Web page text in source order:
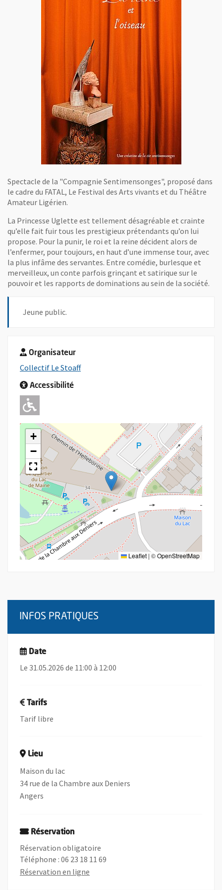
Spectacle de la "Compagnie Sentimensonges", proposé dans
le cadre du FATAL, Le Festival des Arts vivants et du Théâtre
Amateur Ligérien.
La Princesse Uglette est tellement désagréable et crainte
qu’elle fait fuir tous les prestigieux prétendants qu’on lui
propose. Pour la punir, le roi et la reine décident alors de
l’enfermer, pour toujours, en haut d’une immense tour, avec
la plus infâme des servantes. Entre comédie, burlesque et
merveilleux, un conte parfois grinçant et satirique sur le
pouvoir et les rapports de dominations au sein de la société.
Jeune public.
Organisateur
Collectif Le Stoaff, Ouvre une nouvelle fenêtre
Accessibilité
Adapté pour l'handicap Moteur
+
−
Leaflet | ©OpenStreetMap
INFOS PRATIQUES
Date
Le 31.05.2026 de 11:00 à 12:00
Tarifs
Tarif libre
Lieu
Maison du lac
34 rue de la Chambre aux Deniers
Angers
Réservation
Réservation obligatoire
Téléphone : 06 23 18 11 69
Réservation en ligne